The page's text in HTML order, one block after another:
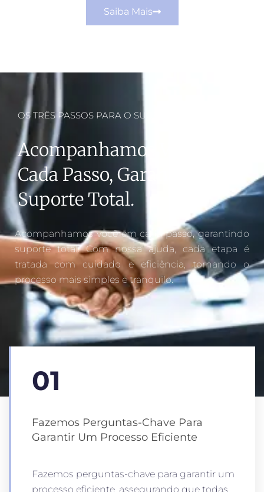
Saiba Mais
OS TRÊS PASSOS PARA O SUCESSO
Acompanhamos Você Em
Cada Passo, Garantindo
Suporte Total.
Acompanhamos você em cada passo, garantindo
suporte total. Com nossa ajuda, cada etapa é
tratada com cuidado e eficiência, tornando o
processo mais simples e tranquilo.
01
Fazemos Perguntas-Chave Para
Garantir Um Processo Eficiente
Fazemos perguntas-chave para garantir um
processo eficiente, assegurando que todas